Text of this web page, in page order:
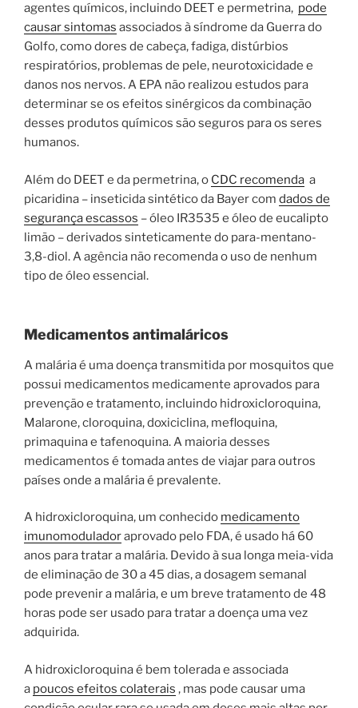
agentes químicos, incluindo DEET e permetrina, pode
causar sintomas associados à síndrome da Guerra do
Golfo, como dores de cabeça, fadiga, distúrbios
respiratórios, problemas de pele, neurotoxicidade e
danos nos nervos. A EPA não realizou estudos para
determinar se os efeitos sinérgicos da combinação
desses produtos químicos são seguros para os seres
humanos.
Além do DEET e da permetrina, o CDC recomenda a
picaridina – inseticida sintético da Bayer com dados de
segurança escassos – óleo IR3535 e óleo de eucalipto
limão – derivados sinteticamente do para-mentano-
3,8-diol. A agência não recomenda o uso de nenhum
tipo de óleo essencial.
Medicamentos antimaláricos
A malária é uma doença transmitida por mosquitos que
possui medicamentos medicamente aprovados para
prevenção e tratamento, incluindo hidroxicloroquina,
Malarone, cloroquina, doxiciclina, mefloquina,
primaquina e tafenoquina. A maioria desses
medicamentos é tomada antes de viajar para outros
países onde a malária é prevalente.
A hidroxicloroquina, um conhecido medicamento
imunomoduladoraprovado pelo FDA, é usado há 60
anos para tratar a malária. Devido à sua longa meia-vida
de eliminação de 30 a 45 dias, a dosagem semanal
pode prevenir a malária, e um breve tratamento de 48
horas pode ser usado para tratar a doença uma vez
adquirida.
A hidroxicloroquina é bem tolerada e associada
a poucos efeitos colaterais , mas pode causar uma